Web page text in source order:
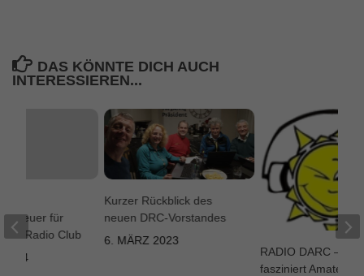
DAS KÖNNTE DICH AUCH
INTERESSIEREN...
Kurzer Rückblick des
neuen DRC-Vorstandes
6. MÄRZ 2023
RADIO DARC –
fasziniert
für
Radio Club
2014